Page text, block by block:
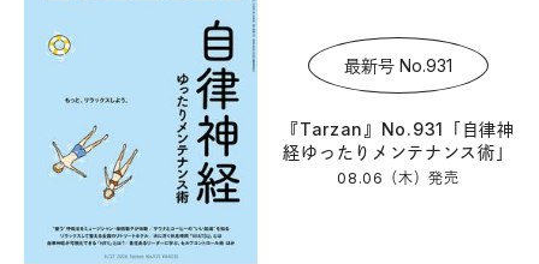
最新号 No.931
『Tarzan』No.931「自律神
経ゆったりメンテナンス術」
08.06（木）発売